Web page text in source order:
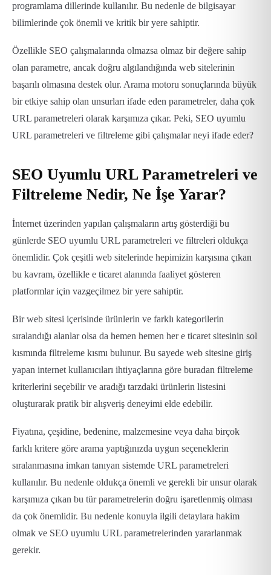
programlama dillerinde kullanılır. Bu nedenle de bilgisayar
bilimlerinde çok önemli ve kritik bir yere sahiptir.
Özellikle SEO çalışmalarında olmazsa olmaz bir değere sahip
olan parametre, ancak doğru algılandığında web sitelerinin
başarılı olmasına destek olur. Arama motoru sonuçlarında büyük
bir etkiye sahip olan unsurları ifade eden parametreler, daha çok
URL parametreleri olarak karşımıza çıkar. Peki, SEO uyumlu
URL parametreleri ve filtreleme gibi çalışmalar neyi ifade eder?
SEO Uyumlu URL Parametreleri ve
Filtreleme Nedir, Ne İşe Yarar?
İnternet üzerinden yapılan çalışmaların artış gösterdiği bu
günlerde SEO uyumlu URL parametreleri ve filtreleri oldukça
önemlidir. Çok çeşitli web sitelerinde hepimizin karşısına çıkan
bu kavram, özellikle e ticaret alanında faaliyet gösteren
platformlar için vazgeçilmez bir yere sahiptir.
Bir web sitesi içerisinde ürünlerin ve farklı kategorilerin
sıralandığı alanlar olsa da hemen hemen her e ticaret sitesinin sol
kısmında filtreleme kısmı bulunur. Bu sayede web sitesine giriş
yapan internet kullanıcıları ihtiyaçlarına göre buradan filtreleme
kriterlerini seçebilir ve aradığı tarzdaki ürünlerin listesini
oluşturarak pratik bir alışveriş deneyimi elde edebilir.
Fiyatına, çeşidine, bedenine, malzemesine veya daha birçok
farklı kritere göre arama yaptığınızda uygun seçeneklerin
sıralanmasına imkan tanıyan sistemde URL parametreleri
kullanılır. Bu nedenle oldukça önemli ve gerekli bir unsur olarak
karşımıza çıkan bu tür parametrelerin doğru işaretlenmiş olması
da çok önemlidir. Bu nedenle konuyla ilgili detaylara hakim
olmak ve SEO uyumlu URL parametrelerinden yararlanmak
gerekir.